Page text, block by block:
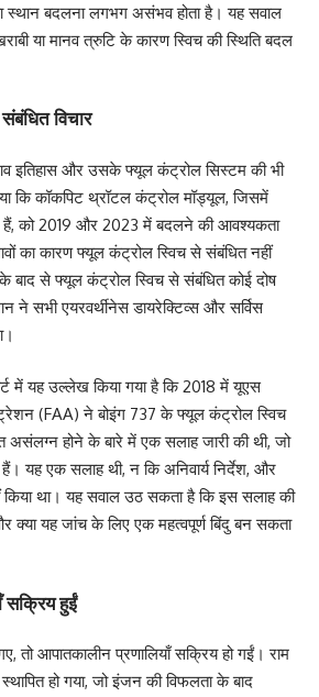
स्थान बदलना लगभग असंभव होता है। यह सवाल
या मानव त्रुटि के कारण स्विच की स्थिति बदल
विचार
इतिहास और उसके फ्यूल कंट्रोल सिस्टम की भी
कि कॉकपिट थ्रॉटल कंट्रोल मॉड्यूल, जिसमें
हैं, को 2019 और 2023 में बदलने की आवश्यकता
का कारण फ्यूल कंट्रोल स्विच से संबंधित नहीं
बाद से फ्यूल कंट्रोल स्विच से संबंधित कोई दोष
ने सभी एयरवर्थीनेस डायरेक्टिव्स और सर्विस
में यह उल्लेख किया गया है कि 2018 में यूएस
(FAA) ने बोइंग 737 के फ्यूल कंट्रोल स्विच
असंलग्न होने के बारे में एक सलाह जारी की थी, जो
यह एक सलाह थी, न कि अनिवार्य निर्देश, और
किया था। यह सवाल उठ सकता है कि इस सलाह की
क्या यह जांच के लिए एक महत्वपूर्ण बिंदु बन सकता
सक्रिय हुईं
तो आपातकालीन प्रणालियाँ सक्रिय हो गईं। राम
हो गया, जो इंजन की विफलता के बाद